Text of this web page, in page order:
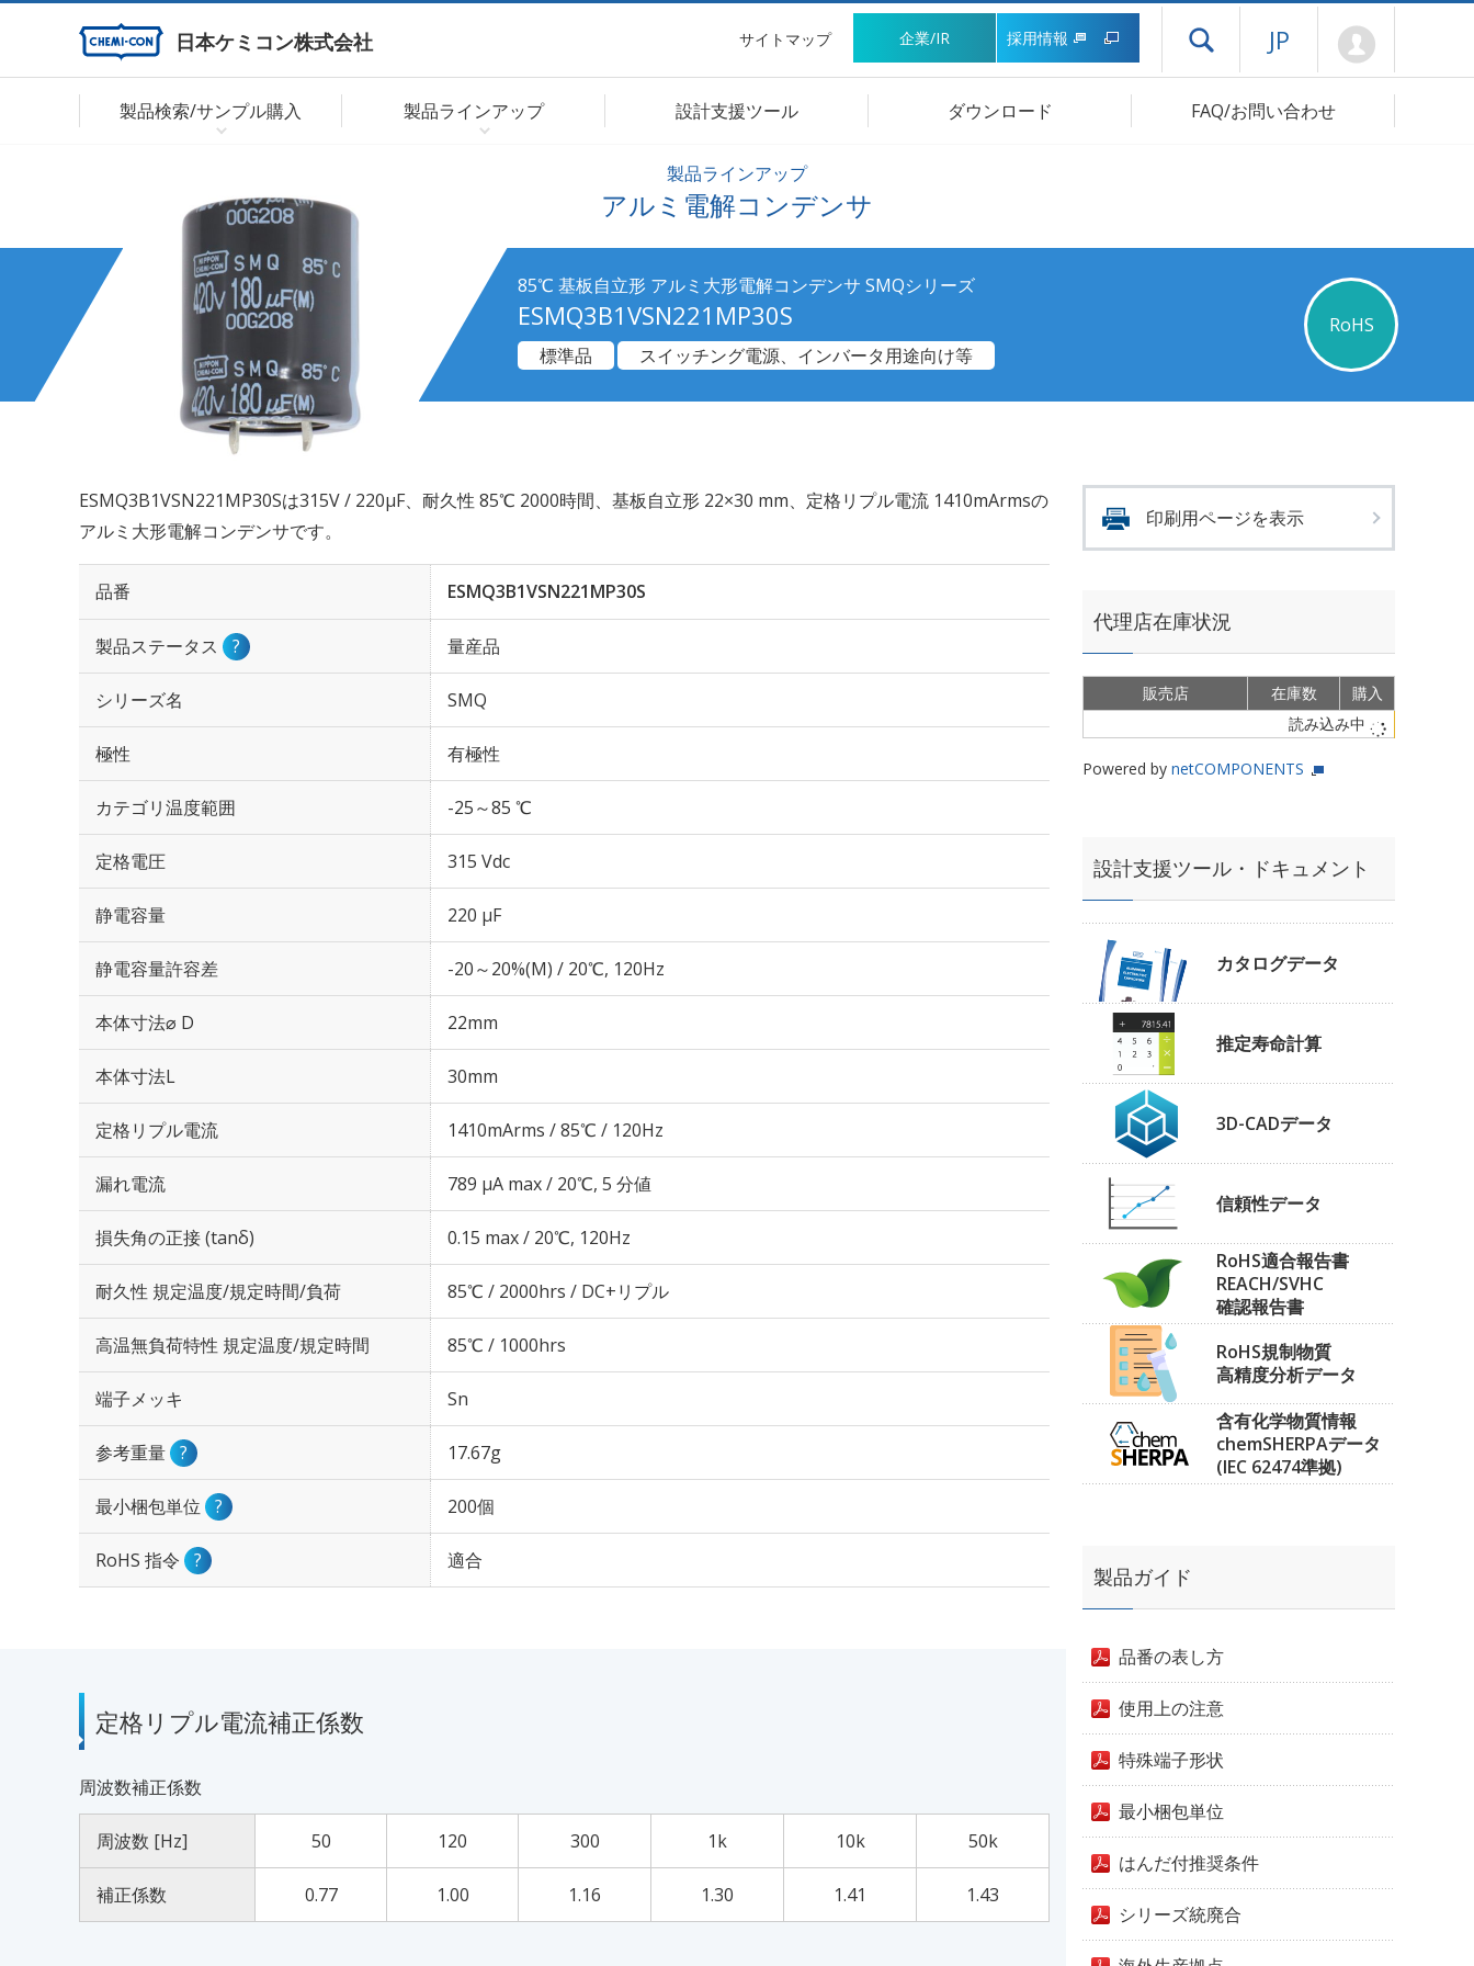
日本ケミコン株式会社 サイトマップ 企業/IR 採用情報 ドロワーメニューを開く
JP
製品検索/サンプル購入 製品ラインアップ 設計支援ツール ダウンロード FAQ/お問い合わせ
製品ラインアップ
アルミ電解コンデンサ
85℃ 基板自立形 アルミ大形電解コンデンサ SMQシリーズ
ESMQ3B1VSN221MP30S
RoHS
標準品
スイッチング電源、インバータ用途向け等
ESMQ3B1VSN221MP30Sは315V / 220µF、耐久性 85℃ 2000時間、基板自立形 22×30 mm、定格リプル電流 1410mArmsの
アルミ大形電解コンデンサです。
品番 ESMQ3B1VSN221MP30S
製品ステータス ? 量産品
シリーズ名 SMQ
極性 有極性
カテゴリ温度範囲 -25～85 ℃
定格電圧 315 Vdc
静電容量 220 µF
静電容量許容差 -20～20%(M) / 20℃, 120Hz
本体寸法⌀ D 22mm
本体寸法L 30mm
定格リプル電流 1410mArms / 85℃ / 120Hz
漏れ電流 789 μA max / 20℃, 5 分値
損失角の正接 (tanδ) 0.15 max / 20℃, 120Hz
耐久性 規定温度/規定時間/負荷 85℃ / 2000hrs / DC+リプル
高温無負荷特性 規定温度/規定時間 85℃ / 1000hrs
端子メッキ Sn
参考重量 ? 17.67g
最小梱包単位 ? 200個
RoHS 指令 ? 適合
定格リプル電流補正係数
周波数補正係数
周波数 [Hz] 50 120 300 1k 10k 50k
補正係数 0.77 1.00 1.16 1.30 1.41 1.43
印刷用ページを表示
代理店在庫状況
販売店 在庫数
購入
読み込み中
Powered by netCOMPONENTS
設計支援ツール・ドキュメント
カタログデータ
推定寿命計算
3D-CADデータ
信頼性データ
RoHS適合報告書
REACH/SVHC
確認報告書
RoHS規制物質
高精度分析データ
含有化学物質情報
chemSHERPAデータ
(IEC 62474準拠)
製品ガイド
品番の表し方
使用上の注意
特殊端子形状
最小梱包単位
はんだ付推奨条件
シリーズ統廃合